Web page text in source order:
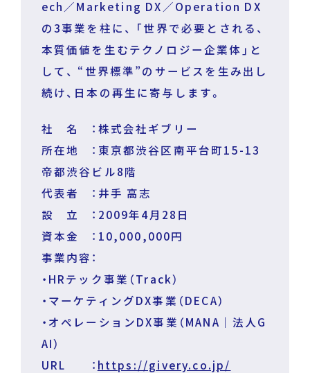
ech／Marketing DX／Operation DX
の3事業を柱に、 「世界で必要とされる、
本質価値を生むテクノロジー企業体」と
して、 “世界標準”のサービスを生み出し
続け、日本の再生に寄与します。
社 名 ：株式会社ギブリー
所在地 ：東京都渋谷区南平台町15-13
帝都渋谷ビル8階
代表者 ：井手 高志
設 立 ：2009年4月28日
資本金 ：10,000,000円
事業内容：
・HRテック事業（Track）
・マーケティングDX事業（DECA）
・オペレーションDX事業（MANA｜法人G
AI）
URL ： https://givery.co.jp/